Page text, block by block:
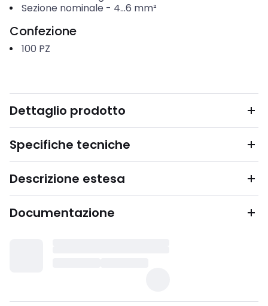
Sezione nominale - 4...6 mm²
Confezione
100 PZ
Dettaglio prodotto
Specifiche tecniche
Descrizione estesa
Documentazione